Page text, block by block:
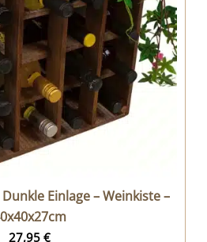
Einlage – Weinkiste –
27,95€